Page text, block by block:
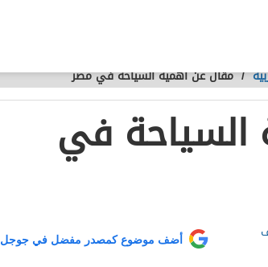
/مقال عن أهمية السياحة في مصر
في
أضف موضوع كمصدر مفضل في جوجل